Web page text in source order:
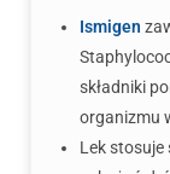
Ismigen
składniki
organizmu
Lek stosuje